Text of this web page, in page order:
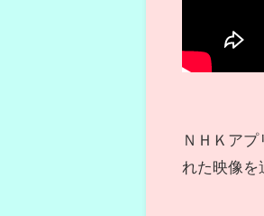
ＮＨＫア
れた映像を